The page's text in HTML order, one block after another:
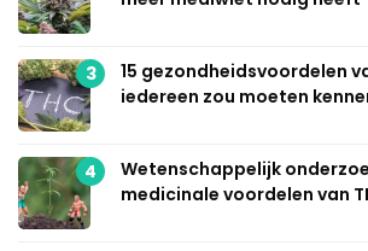
3
15 gezondheidsvoordelen
iedereen zou moeten
4
Wetenschappelijk
medicinale voordelen van